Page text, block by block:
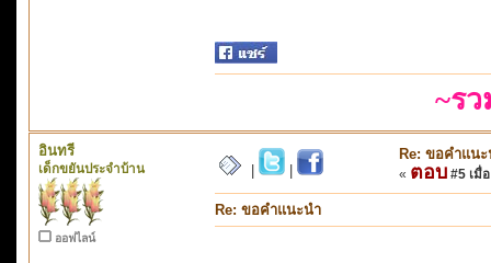
~ร
อินทรี
เด็กขยันประจำบ้าน
ออฟไลน์
Re: ขอคำแนะ
« ตอบ #5 เมื่
Re: ขอคำแนะนำ